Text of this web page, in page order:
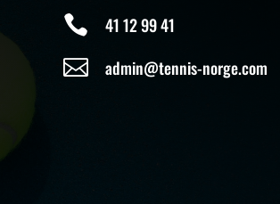
 41 12 99 41
 admin@tennis-norge.com